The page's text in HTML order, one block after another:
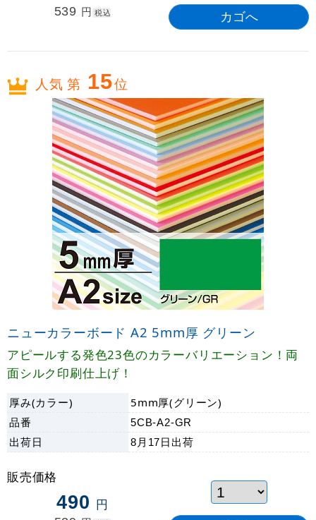
539 円 税込
人気 第 15位
ニューカラーボード A2 5mm厚 グリーン
アピールする発色23色のカラーバリエーション！両
面シルク印刷仕上げ！
厚み(カラー)
5mm厚(グリーン)
品番
5CB-A2-GR
出荷日 8月17日 出荷
販売価格
490 円